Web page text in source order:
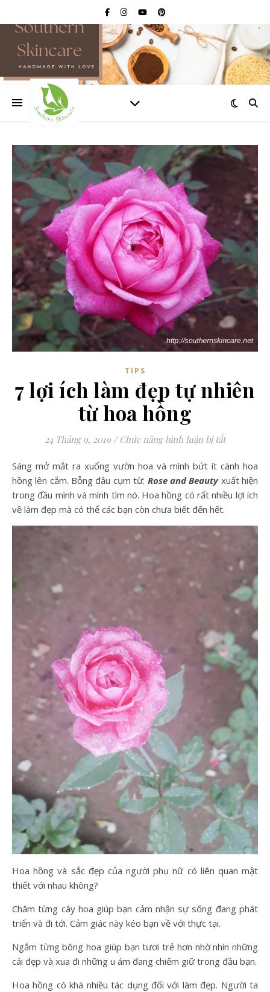
TIPS
7 lợi ích làm đẹp tự nhiên
từ hoa hồng
24 Tháng 9, 2019 / Chức năng bình luận bị tắtở 7 lợi ích
Sáng mở mắt ra xuống vườn hoa và mình bứt ít cành hoa
hồng lên cắm. Bỗng đâu cụm từ: Rose and Beautyxuất hiện
trong đầu mình và mình tìm nó. Hoa hồng có rất nhiều lợi ích
về làm đẹp mà có thể các bạn còn chưa biết đến hết.
Hoa hồng và sắc đẹp của người phụ nữ có liên quan mật
thiết với nhau không?
Chăm từng cây hoa giúp bạn cảm nhận sự sống đang phát
triển và đi tới. Cảm giác này kéo bạn về với thực tại.
Ngắm từng bông hoa giúp bạn tươi trẻ hơn nhờ nhìn những
cái đẹp và xua đi những u ám đang chiếm giữ trong đầu bạn.
Hoa hồng có khá nhiều tác dụng đối với làm đẹp. Người ta